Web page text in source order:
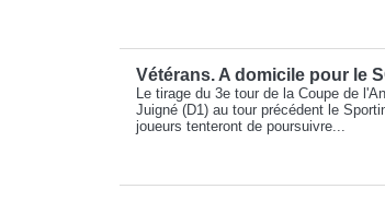
Vétérans. A domicile pour le
Le tirage du 3e tour de la Coupe de
Juigné (D1) au tour précédent le
joueurs tenteront de poursuivre...